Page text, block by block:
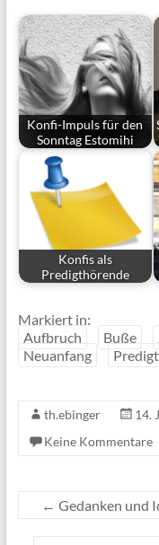
Konfi-Impuls für den
Sonntag Estomihi
Konfis als
Predigthörende
Markiert in:
Aufbruch
Buße
Neuanfang
Predigt
th.ebinger 14.
Keine Kommentare
← Gedanken und